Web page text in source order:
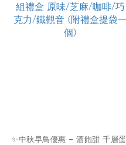
✨中秋早鳥優惠 - 酒飽甜 千層蛋